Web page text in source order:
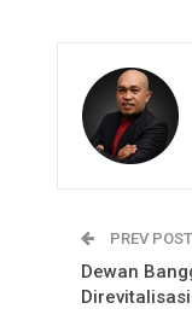
PREV POST
Dewan
Direvitalisasi